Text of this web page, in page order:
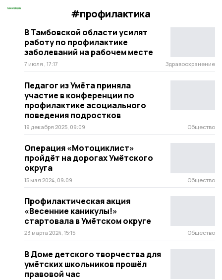
#профилактика
В Тамбовской области усилят
работу по профилактике
заболеваний на рабочем месте
7 июля , 17:17 Здравоохранение
Педагог из Умёта приняла
участие в конференции по
профилактике асоциального
поведения подростков
19 декабря 2025, 09:09 Общество
Операция «Мотоциклист»
пройдёт на дорогах Умётского
округа
15 мая 2024, 09:09 Общество
Профилактическая акция
«Весенние каникулы!»
стартовала в Умётском округе
23 марта 2024, 15:15 Общество
В Доме детского творчества для
умётских школьников прошёл
правовой час